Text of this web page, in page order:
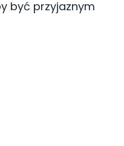
być przyjaznym